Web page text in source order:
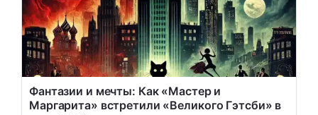
Фантазии и мечты: Как «Мастер и
Маргарита» встретили «Великого Гэтсби» в